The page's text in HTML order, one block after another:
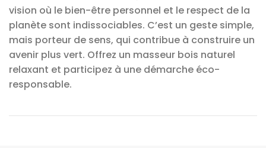
vision où le bien-être personnel et le respect de la
planète sont indissociables. C’est un geste simple,
mais porteur de sens, qui contribue à construire un
avenir plus vert. Offrez un masseur bois naturel
relaxant et participez à une démarche éco-
responsable.